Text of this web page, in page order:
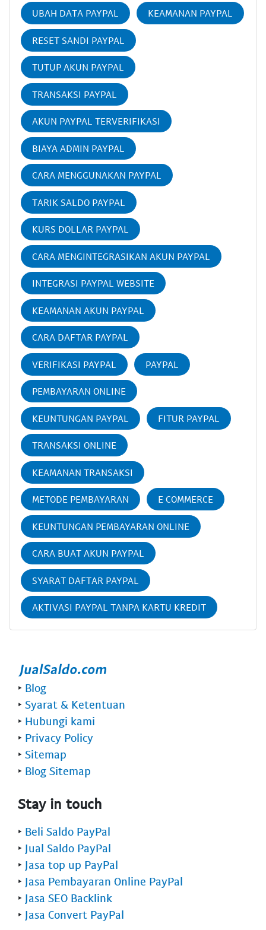
UBAH DATA PAYPAL KEAMANAN PAYPAL
RESET SANDI PAYPAL
TUTUP AKUN PAYPAL
TRANSAKSI PAYPAL
AKUN PAYPAL TERVERIFIKASI
BIAYA ADMIN PAYPAL
CARA MENGGUNAKAN PAYPAL
TARIK SALDO PAYPAL
KURS DOLLAR PAYPAL
CARA MENGINTEGRASIKAN AKUN PAYPAL
INTEGRASI PAYPAL WEBSITE
KEAMANAN AKUN PAYPAL
CARA DAFTAR PAYPAL
VERIFIKASI PAYPAL PAYPAL
PEMBAYARAN ONLINE
KEUNTUNGAN PAYPAL FITUR PAYPAL
TRANSAKSI ONLINE
KEAMANAN TRANSAKSI
METODE PEMBAYARAN E COMMERCE
KEUNTUNGAN PEMBAYARAN ONLINE
CARA BUAT AKUN PAYPAL
SYARAT DAFTAR PAYPAL
AKTIVASI PAYPAL TANPA KARTU KREDIT
‣ Blog
‣ Syarat & Ketentuan
‣ Hubungi kami
‣ Privacy Policy
‣ Sitemap
‣ Blog Sitemap
Stay in touch
‣ Beli Saldo PayPal
‣ Jual Saldo PayPal
‣ Jasa top up PayPal
‣ Jasa Pembayaran Online PayPal
‣ Jasa SEO Backlink
‣ Jasa Convert PayPal